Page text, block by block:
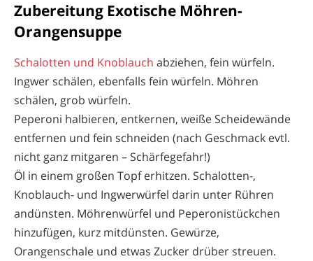
Zubereitung Exotische Möhren-
Orangensuppe
Schalotten und Knoblauch abziehen, fein würfeln.
Ingwer schälen, ebenfalls fein würfeln. Möhren
schälen, grob würfeln.
Peperoni halbieren, entkernen, weiße Scheidewände
entfernen und fein schneiden (nach Geschmack evtl.
nicht ganz mitgaren – Schärfegefahr!)
Öl in einem großen Topf erhitzen. Schalotten-,
Knoblauch- und Ingwerwürfel darin unter Rühren
andünsten. Möhrenwürfel und Peperonistückchen
hinzufügen, kurz mitdünsten. Gewürze,
Orangenschale und etwas Zucker drüber streuen.